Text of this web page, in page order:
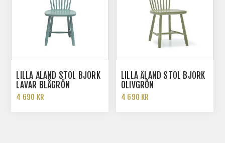
LILLA ÅLAND STOL BJÖRK
LAVAR BLÅGRÖN
4 690 KR
LILLA ÅLAND STOL BJÖRK
OLIVGRÖN
4 690 KR